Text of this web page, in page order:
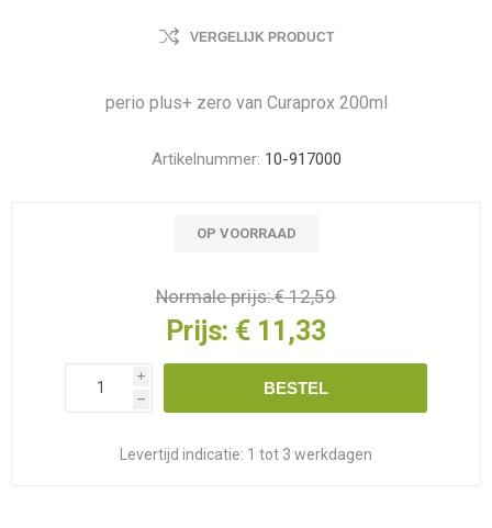
VERGELIJK PRODUCT
perio plus+ zero van Curaprox 200ml
Artikelnummer: 10-917000
OP VOORRAAD
Normale prijs:€ 12,59
Prijs: € 11,33
i
h
BESTEL
Levertijd indicatie: 1 tot 3 werkdagen